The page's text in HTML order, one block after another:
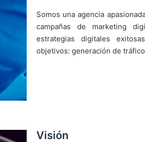
Somos una agencia
campañas de marketing
estrategias digitales
objetivos: generación de
Visión